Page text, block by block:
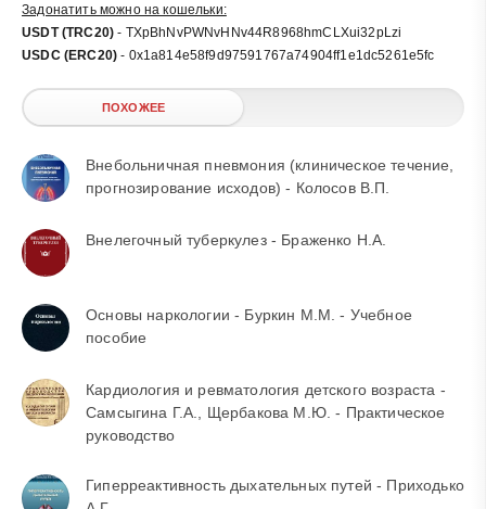
Задонатить можно на кошельки:
USDT (TRC20) - TXpBhNvPWNvHNv44R8968hmCLXui32pLzi
USDC (ERC20) - 0x1a814e58f9d97591767a74904ff1e1dc5261e5fc
ПОХОЖЕЕ
Внебольничная пневмония (клиническое течение,
прогнозирование исходов) - Колосов В.П.
Внелегочный туберкулез - Браженко Н.А.
Основы наркологии - Буркин М.М. - Учебное
пособие
Кардиология и ревматология детского возраста -
Самсыгина Г.А., Щербакова М.Ю. - Практическое
руководство
Гиперреактивность дыхательных путей - Приходько